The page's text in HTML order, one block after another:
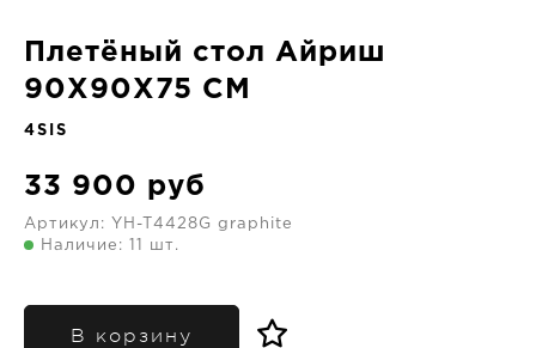
Плетёный стол Айриш
90X90X75 CM
4SIS
33 900 руб
Артикул:
YH-T4428G graphite
Наличие: 11 шт.
В корзину